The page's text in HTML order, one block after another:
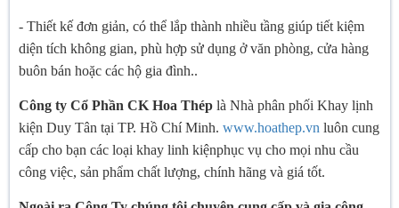
- Thiết kế đơn giản, có thể lắp thành nhiều tầng giúp tiết kiệm
diện tích không gian, phù hợp sử dụng ở văn phòng, cửa hàng
buôn bán hoặc các hộ gia đình..
Công ty Cổ Phần CK Hoa Thép là Nhà phân phối Khay lịnh
kiện Duy Tân tại TP. Hồ Chí Minh. www.hoathep.vn luôn cung
cấp cho bạn các loại khay linh kiệnphục vụ cho mọi nhu cầu
công việc, sản phẩm chất lượng, chính hãng và giá tốt.